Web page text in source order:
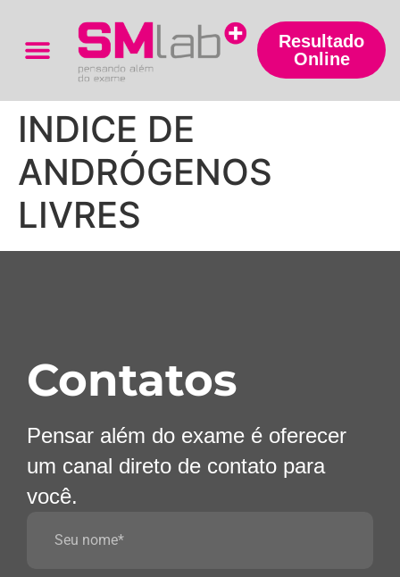
Resultado
Online
INDICE DE
ANDRÓGENOS
LIVRES
Contatos
Pensar além do exame é oferecer
um canal direto de contato para
você.